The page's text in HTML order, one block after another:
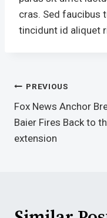
cras. Sed faucibus
tincidunt id aliquet
Post
Navigation
PREVIOUS
Fox News Anchor
Baier Fires Back to
extension